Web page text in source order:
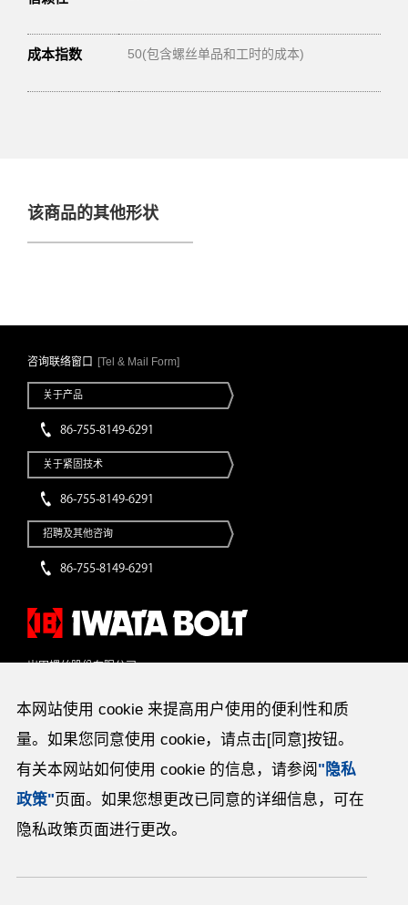
成本指数 50(包含螺丝单品和工时的成本)
该商品的其他形状
岩田螺丝股份有限公司
电话：（03）3493-0211（总机）传真：（03）3493-2096
全国25处营业所、2处办事处、海外18处营业所
栃木工厂、新加坡工厂、俄亥俄工厂、中国深圳工厂、泰国工厂
咨询联络窗口 [Tel & Mail Form]
关于产品
86-755-8149-6291
关于紧固技术
86-755-8149-6291
招聘及其他咨询
86-755-8149-6291
本网站使用 cookie 来提高用户使用的便利性和质
量。如果您同意使用 cookie，请点击[同意]按钮。
有关本网站如何使用 cookie 的信息，请参阅 "隐私
政策"页面。如果您想更改已同意的详细信息，可在
隐私政策页面进行更改。